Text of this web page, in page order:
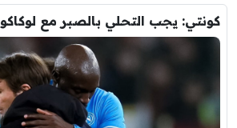
كونتي: يجب التحلي بالصبر مع لوكاكو